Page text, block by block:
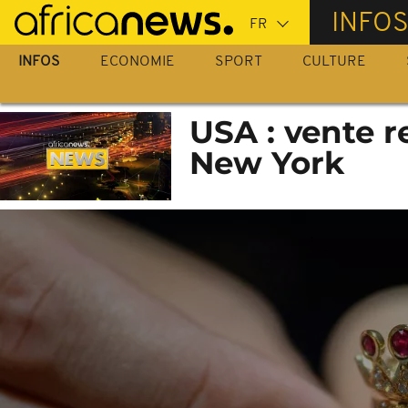
Passer
au
contenu
INFOS
INFOS ECONOMIE SPORT CULTURE
USA : vente
New York